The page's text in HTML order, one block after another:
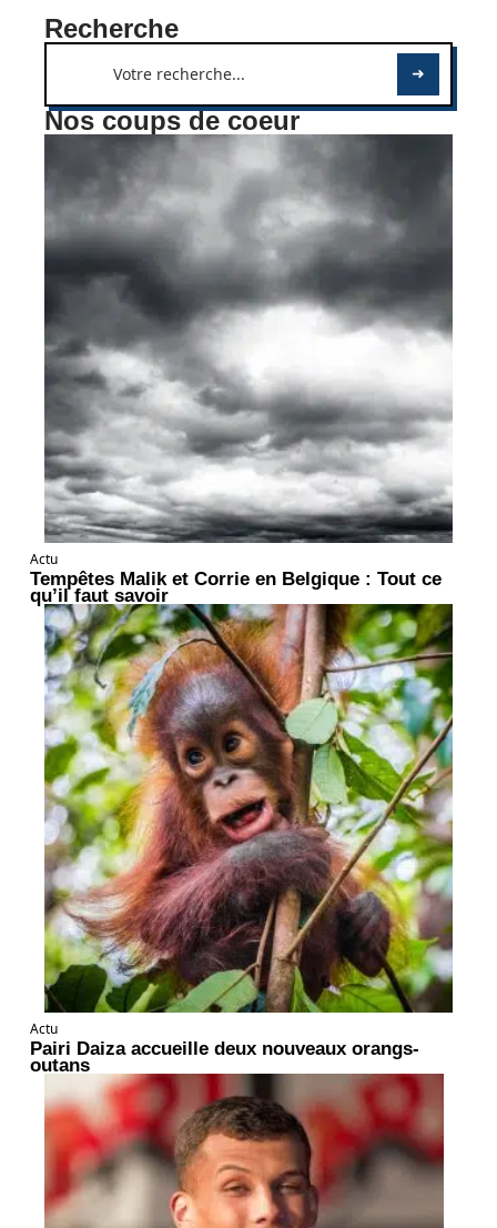
Recherche
Nos coups de coeur
Actu
Tempêtes Malik et Corrie en Belgique : Tout ce
qu’il faut savoir
Actu
Pairi Daiza accueille deux nouveaux orangs-
outans